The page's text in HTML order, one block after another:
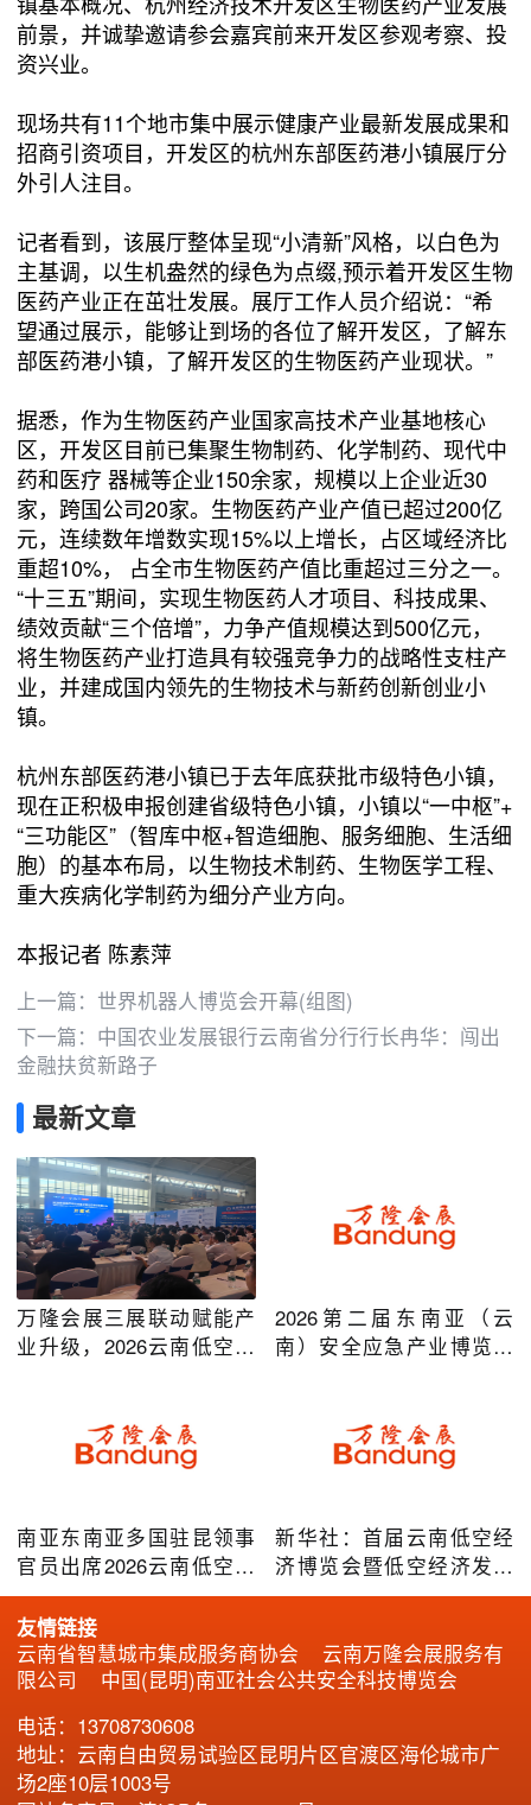
前景，并诚挚邀请参会嘉宾前来开发区参观考察、投
资兴业。
现场共有11个地市集中展示健康产业最新发展成果和
招商引资项目，开发区的杭州东部医药港小镇展厅分
外引人注目。
记者看到，该展厅整体呈现“小清新”风格，以白色为
主基调，以生机盎然的绿色为点缀,预示着开发区生物
医药产业正在茁壮发展。展厅工作人员介绍说：“希
望通过展示，能够让到场的各位了解开发区，了解东
部医药港小镇，了解开发区的生物医药产业现状。”
据悉，作为生物医药产业国家高技术产业基地核心
区，开发区目前已集聚生物制药、化学制药、现代中
药和医疗 器械等企业150余家，规模以上企业近30
家，跨国公司20家。生物医药产业产值已超过200亿
元，连续数年增数实现15%以上增长，占区域经济比
重超10%， 占全市生物医药产值比重超过三分之一。
“十三五”期间，实现生物医药人才项目、科技成果、
绩效贡献“三个倍增”，力争产值规模达到500亿元，
将生物医药产业打造具有较强竞争力的战略性支柱产
业，并建成国内领先的生物技术与新药创新创业小
镇。
杭州东部医药港小镇已于去年底获批市级特色小镇，
现在正积极申报创建省级特色小镇，小镇以“一中枢”+
“三功能区”（智库中枢+智造细胞、服务细胞、生活细
胞）的基本布局，以生物技术制药、生物医学工程、
重大疾病化学制药为细分产业方向。
本报记者 陈素萍
上一篇： 世界机器人博览会开幕(组图)
下一篇： 中国农业发展银行云南省分行行长冉华：闯出
金融扶贫新路子
最新文章
万隆会展三展联动赋能产
业升级，2026云南低空经
2026第二届东南亚（云
南）安全应急产业博览会
南亚东南亚多国驻昆领事
官员出席2026云南低空经
济博览会，共谋跨境无人
机产业合作
新华社：首届云南低空经
济博览会暨低空经济发展
大会成效凸显
友情链接
云南省智慧城市集成服务商协会
云南万隆会展服务有
限公司
中国(昆明)南亚社会公共安全科技博览会
电话：13708730608
地址：云南自由贸易试验区昆明片区官渡区海伦城市广
场2座10层1003号